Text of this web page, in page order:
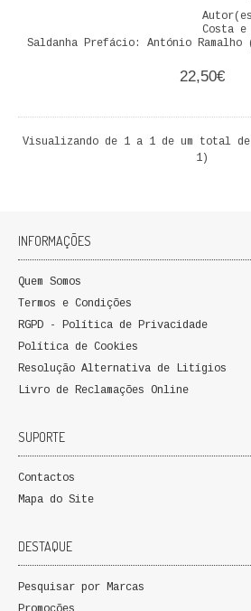
LITERATURA
LABIRINTOS DE EROS
NOVA BIBLIOTECA COSMOS
POESIA E TEATRO
REVISTA DEDALUS
RELAÇÕES INTERNACIONAIS
COLEÇÃO ATENA
OUTROS TEMAS
Costa e
Saldanha Prefácio: António
22,50€
Visualizando de 1 a 1 de um total
1)
INFORMAÇÕES
Quem Somos
Termos e Condições
RGPD - Política de Privacidade
Política de Cookies
Resolução Alternativa de Litígios
Livro de Reclamações Online
SUPORTE
Contactos
Mapa do Site
DESTAQUE
Pesquisar por Marcas